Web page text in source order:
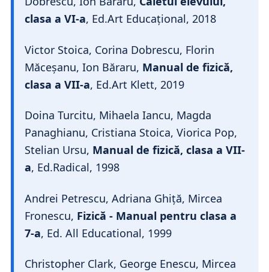
clasa a VI-a, Ed.Art Educațional, 2018
Victor Stoica, Corina Dobrescu, Florin
Măceșanu, Ion Băraru, Manual de fizică,
clasa a VII-a, Ed.Art Klett, 2019
Doina Turcitu, Mihaela Iancu, Magda
Panaghianu, Cristiana Stoica, Viorica Pop,
Stelian Ursu, Manual de fizică, clasa a VII-
a, Ed.Radical, 1998
Andrei Petrescu, Adriana Ghiță, Mircea
Fronescu, Fizică - Manual pentru clasa a
7-a, Ed. All Educational, 1999
Christopher Clark, George Enescu, Mircea